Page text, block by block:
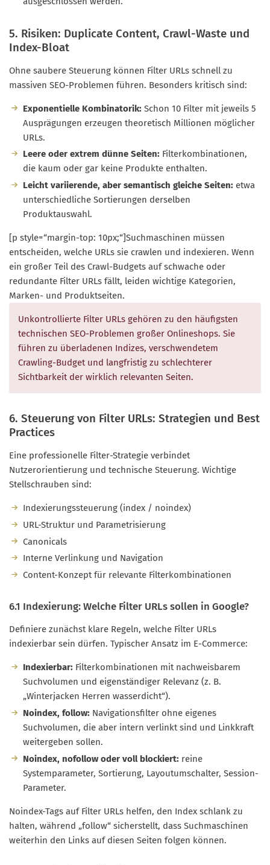
5. Risiken: Duplicate Content, Crawl-Waste und
Index-Bloat
Ohne saubere Steuerung können Filter URLs schnell zu
massiven SEO-Problemen führen. Besonders kritisch sind:
Exponentielle Kombinatorik: Schon 10 Filter mit jeweils 5
Ausprägungen erzeugen theoretisch Millionen möglicher
URLs.
Leere oder extrem dünne Seiten: Filterkombinationen,
die kaum oder gar keine Produkte enthalten.
Leicht variierende, aber semantisch gleiche Seiten: etwa
unterschiedliche Sortierungen derselben
Produktauswahl.
[p style=“margin-top: 10px;“]Suchmaschinen müssen
entscheiden, welche URLs sie crawlen und indexieren. Wenn
ein großer Teil des Crawl-Budgets auf schwache oder
redundante Filter URLs fällt, leiden wichtige Kategorien,
Marken- und Produktseiten.
Unkontrollierte Filter URLs gehören zu den häufigsten
technischen SEO-Problemen großer Onlineshops. Sie
führen zu überladenen Indizes, verschwendetem
Crawling-Budget und langfristig zu schlechterer
Sichtbarkeit der wirklich relevanten Seiten.
6. Steuerung von Filter URLs: Strategien und Best
Practices
Eine professionelle Filter-Strategie verbindet
Nutzerorientierung und technische Steuerung. Wichtige
Stellschrauben sind:
Indexierungssteuerung (index / noindex)
URL-Struktur und Parametrisierung
Canonicals
Interne Verlinkung und Navigation
Content-Konzept für relevante Filterkombinationen
6.1 Indexierung: Welche Filter URLs sollen in Google?
Definiere zunächst klare Regeln, welche Filter URLs
indexierbar sein dürfen. Typischer Ansatz im E-Commerce:
Indexierbar: Filterkombinationen mit nachweisbarem
Suchvolumen und eigenständiger Relevanz (z. B.
„Winterjacken Herren wasserdicht“).
Noindex, follow: Navigationsfilter ohne eigenes
Suchvolumen, die aber intern verlinkt sind und Linkkraft
weitergeben sollen.
Noindex, nofollow oder voll blockiert: reine
Systemparameter, Sortierung, Layoutumschalter, Session-
Parameter.
Noindex-Tags auf Filter URLs helfen, den Index schlank zu
halten, während „follow“ sicherstellt, dass Suchmaschinen
weiterhin den Links auf diesen Seiten folgen können.